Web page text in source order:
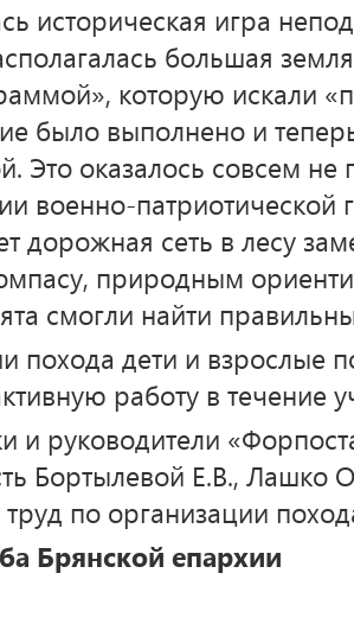
историческая игра
большая
которую искали
было выполнено и
Это оказалось совсем не
военно-патриотической
дорожная сеть в лесу
природным
смогли найти
похода дети и взрослые
работу в течение
и руководители
Бортылевой Е.В., Лашко
по организации
Брянской епархии